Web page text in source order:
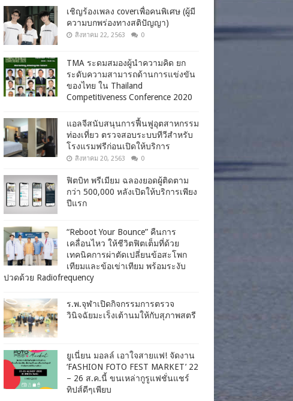
เชิญร้องเพลง coverเพื่อคนพิเศษ (ผู้มี
ความบกพร่องทางสติปัญญา)
สิงหาคม 22, 2563 0
TMA ระดมสมองผู้นำความคิด ยก
ระดับความสามารถด้านการแข่งขัน
ของไทย ใน Thailand
Competitiveness Conference 2020
แอลจีสนับสนุนการฟื้นฟูอุตสาหกรรม
ท่องเที่ยว ตรวจสอบระบบทีวีสำหรับ
โรงแรมฟรีก่อนเปิดให้บริการ
สิงหาคม 20, 2563 0
ฟิตบิท พรีเมียม ฉลองยอดผู้ติดตาม
กว่า 500,000 หลังเปิดให้บริการเพียง
ปีแรก
“Reboot Your Bounce” คืนการ
เคลื่อนไหว ให้ชีวิตฟิตเต็มที่ด้วย
เทคนิคการผ่าตัดเปลี่ยนข้อสะโพก
เทียมและข้อเข่าเทียม พร้อมระงับ
ปวดด้วย Radiofrequency
ร.พ.จุฬาเปิดกิจกรรมการตรวจ
วินิจฉัยมะเร็งเต้านมให้กับสุภาพสตรี
ยูเนี่ยน มอลล์ เอาใจสายแฟ! จัดงาน
‘FASHION FOTO FEST MARKET’ 22
– 26 ส.ค.นี้ ขนเหล่ากูรูแฟชั่นแชร์
ทิปส์ดีๆเพียบ